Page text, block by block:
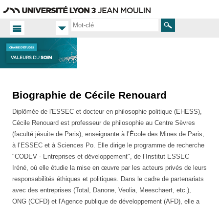
Rechercher
Accueil FR
Présentation
Équipe
Biographie de Cécile Renouard
Diplômée de l'ESSEC et docteur en philosophie politique (EHESS),
Cécile Renouard est professeur de philosophie au Centre Sèvres
(faculté jésuite de Paris), enseignante à l’École des Mines de Paris,
à l’ESSEC et à Sciences Po. Elle dirige le programme de recherche
"CODEV - Entreprises et développement", de l’Institut ESSEC
Iréné, où elle étudie la mise en œuvre par les acteurs privés de leurs
responsabilités éthiques et politiques. Dans le cadre de partenariats
avec des entreprises (Total, Danone, Veolia, Meeschaert, etc.),
ONG (CCFD) et l'Agence publique de développement (AFD), elle a